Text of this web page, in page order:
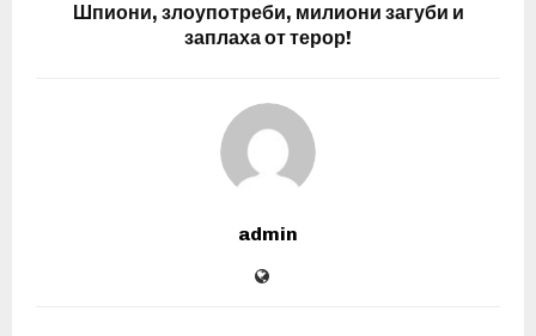
Шпиони, злоупотреби, милиони загуби и
заплаха от терор!
admin